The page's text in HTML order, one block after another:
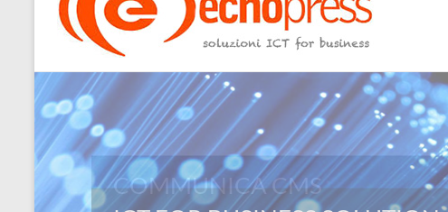
s.r.l.
soluzioni
ICT
for
business
COMMUNICA CMS